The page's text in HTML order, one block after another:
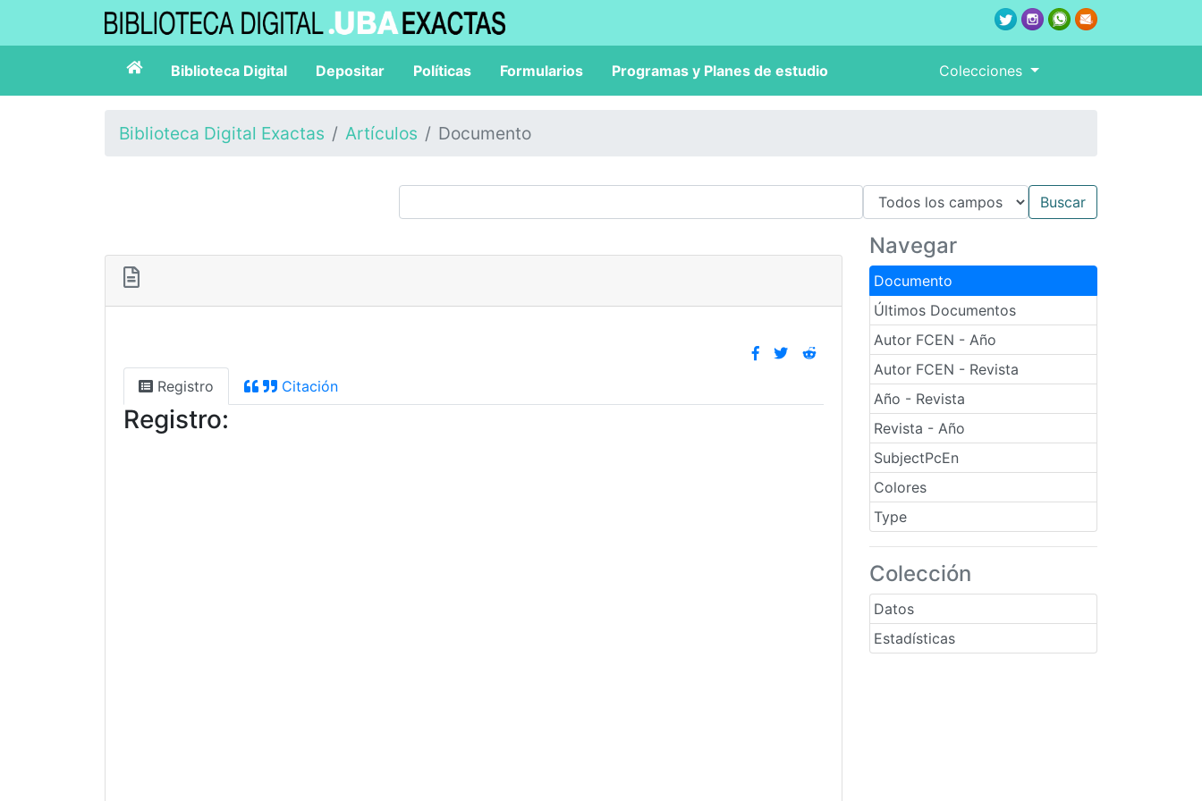
Biblioteca Digital Depositar Políticas Formularios Programas y Planes de estudio Colecciones
Biblioteca Digital Exactas Artículos Documento
Navegar
Documento
Últimos Documentos
Autor FCEN - Año
Autor FCEN - Revista
Año - Revista
Revista - Año
SubjectPcEn
Colores
Type
Colección
Datos
Estadísticas
Registro Citación
Registro: